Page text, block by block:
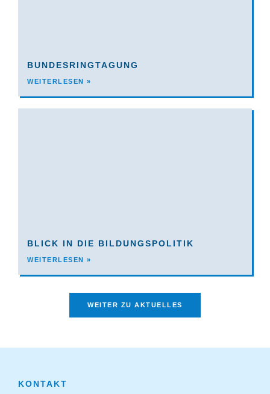
BUNDESRINGTAGUNG
WEITERLESEN »
BLICK IN DIE BILDUNGSPOLITIK
WEITERLESEN »
WEITER ZU AKTUELLES
KONTAKT